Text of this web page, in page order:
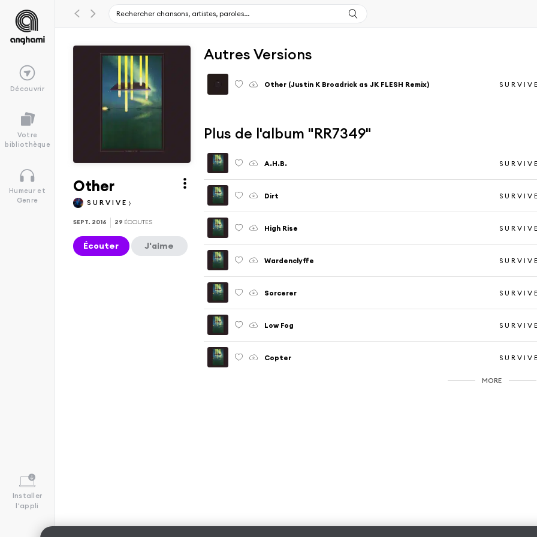
Découvrir
Votre
bibliothèque
Humeur et
Genre
Installer
l'appli
Other
S U R V I V E
SEPT. 2016 29 ÉCOUTES
Écouter J'aime
Autres Versions
Other (Justin K Broadrick as JK FLESH Remix) S U R V I V E
Plus de l'album "RR7349"
A.H.B. S U R V I V E
Dirt S U R V I V E
High Rise S U R V I V E
Wardenclyffe S U R V I V E
Sorcerer S U R V I V E
Low Fog S U R V I V E
Copter S U R V I V E
MORE